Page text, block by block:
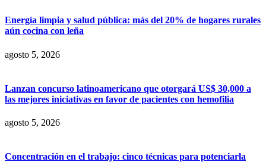
Energía limpia y salud pública: más del 20% de hogares rurales
aún cocina con leña
agosto 5, 2026
Lanzan concurso latinoamericano que otorgará US$ 30,000 a
las mejores iniciativas en favor de pacientes con hemofilia
agosto 5, 2026
Concentración en el trabajo: cinco técnicas para potenciarla